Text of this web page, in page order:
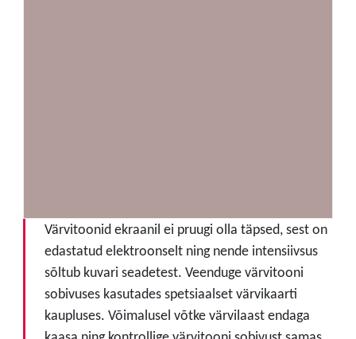
Värvitoonid ekraanil ei pruugi olla täpsed, sest on
edastatud elektroonselt ning nende intensiivsus
sõltub kuvari seadetest. Veenduge värvitooni
sobivuses kasutades spetsiaalset värvikaarti
kaupluses. Võimalusel võtke värvilaast endaga